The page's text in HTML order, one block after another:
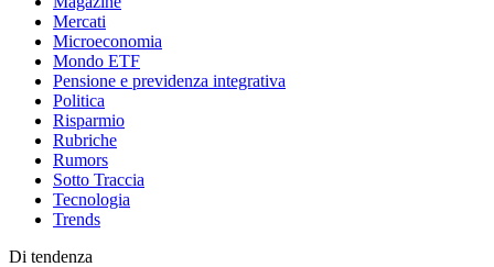
Mercati
Microeconomia
Mondo ETF
Pensione e previdenza integrativa
Politica
Risparmio
Rubriche
Rumors
Sotto Traccia
Tecnologia
Trends
Di tendenza